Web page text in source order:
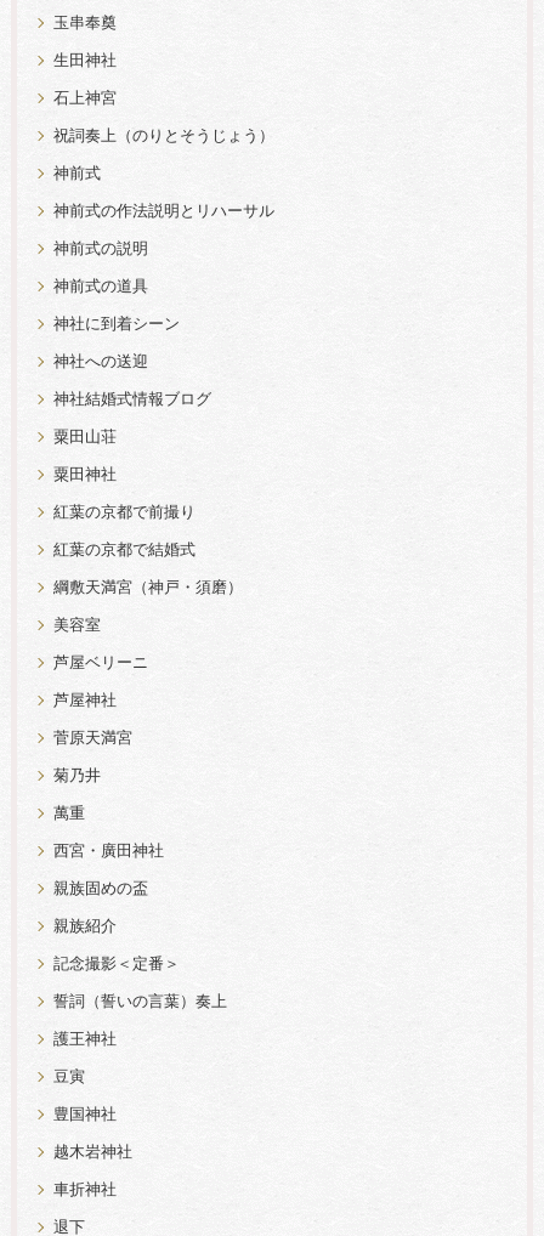
玉串奉奠
生田神社
石上神宮
祝詞奏上（のりとそうじょう）
神前式
神前式の作法説明とリハーサル
神前式の説明
神前式の道具
神社に到着シーン
神社への送迎
神社結婚式情報ブログ
粟田山荘
粟田神社
紅葉の京都で前撮り
紅葉の京都で結婚式
綱敷天満宮（神戸・須磨）
美容室
芦屋ベリーニ
芦屋神社
菅原天満宮
菊乃井
萬重
西宮・廣田神社
親族固めの盃
親族紹介
記念撮影＜定番＞
誓詞（誓いの言葉）奏上
護王神社
豆寅
豊国神社
越木岩神社
車折神社
退下